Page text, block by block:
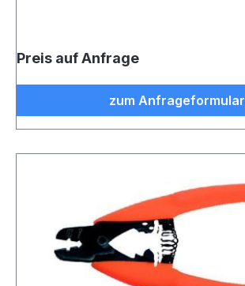
Preis auf Anfrage
zum Anfrageformular